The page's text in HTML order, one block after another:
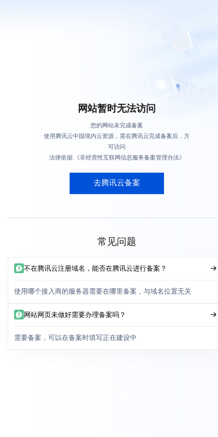
网站暂时无法访问
您的网站未完成备案
使用腾讯云中国境内云资源，需在腾讯云完成备案后，方
可访问
法律依据:《非经营性互联网信息服务备案管理办法》
去腾讯云备案
常见问题
不在腾讯云注册域名，能否在腾讯云进行备案？
使用哪个接入商的服务器需要在哪里备案，与域名位置无关
网站网页未做好需要办理备案吗？
需要备案，可以在备案时填写正在建设中